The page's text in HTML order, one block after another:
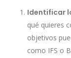
Identificar
qué quieres
objetivos
como IFS o